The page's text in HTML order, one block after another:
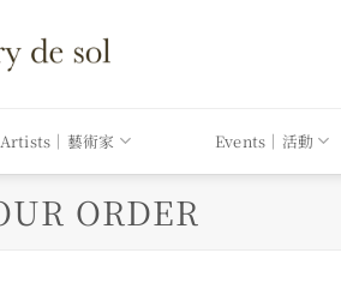
Artists｜藝術家 Events｜活動
ORDER